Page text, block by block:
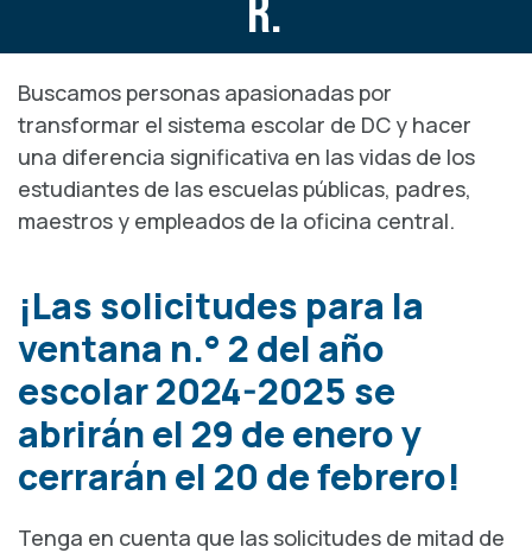
R.
Buscamos personas apasionadas por
transformar el sistema escolar de DC y hacer
una diferencia significativa en las vidas de los
estudiantes de las escuelas públicas, padres,
maestros y empleados de la oficina central.
¡Las solicitudes para la
ventana n.° 2 del año
escolar 2024-2025 se
abrirán el 29 de enero y
cerrarán el 20 de febrero!
Tenga en cuenta que las solicitudes de mitad de